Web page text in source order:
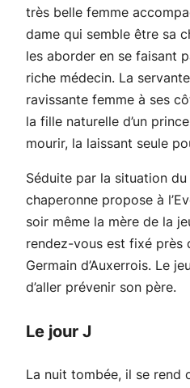
très belle femme
dame qui semble être sa
les aborder en se faisant
riche médecin. La
ravissante femme à ses
la fille naturelle d’un
mourir, la laissant seule
Séduite par la situation du
chaperonne propose à
soir même la mère de la
rendez-vous est fixé près
Germain d’Auxerrois. Le
d’aller prévenir son père.
Le jour J
La nuit tombée, il se rend